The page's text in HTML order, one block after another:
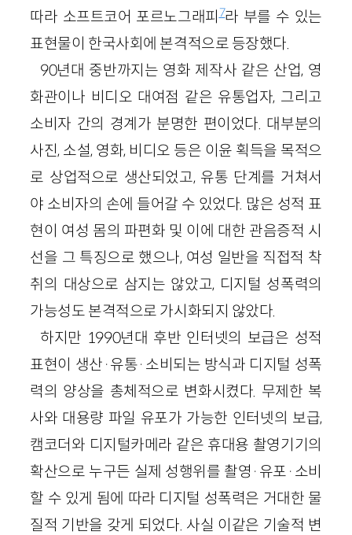
따라 소프트코어 포르노그래피7라 부를 수 있는
표현물이 한국사회에 본격적으로 등장했다.
90년대 중반까지는 영화 제작사 같은 산업, 영
화관이나 비디오 대여점 같은 유통업자, 그리고
소비자 간의 경계가 분명한 편이었다. 대부분의
사진, 소설, 영화, 비디오 등은 이윤 획득을 목적으
로 상업적으로 생산되었고, 유통 단계를 거쳐서
야 소비자의 손에 들어갈 수 있었다. 많은 성적 표
현이 여성 몸의 파편화 및 이에 대한 관음증적 시
선을 그 특징으로 했으나, 여성 일반을 직접적 착
취의 대상으로 삼지는 않았고, 디지털 성폭력의
가능성도 본격적으로 가시화되지 않았다.
하지만 1990년대 후반 인터넷의 보급은 성적
표현이 생산·유통·소비되는 방식과 디지털 성폭
력의 양상을 총체적으로 변화시켰다. 무제한 복
사와 대용량 파일 유포가 가능한 인터넷의 보급,
캠코더와 디지털카메라 같은 휴대용 촬영기기의
확산으로 누구든 실제 성행위를 촬영·유포·소비
할 수 있게 됨에 따라 디지털 성폭력은 거대한 물
질적 기반을 갖게 되었다. 사실 이같은 기술적 변